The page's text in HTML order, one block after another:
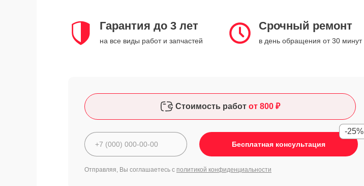
Гарантия до 3 лет
на все виды работ и запчастей
Срочный ремонт
в день обращения от 30 минут
Стоимость работ от 800 ₽
Бесплатная консультация
-25%
Отправляя, Вы соглашаетесь с политикой конфиденциальности